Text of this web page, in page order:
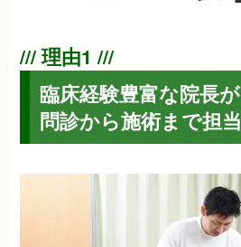
臨床経験豊富な院長が
問診から施術まで担当